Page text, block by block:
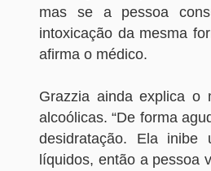
mas se a pessoa
intoxicação da mesma
afirma o médico.
Grazzia ainda explica o
alcoólicas. “De forma
desidratação. Ela
líquidos, então a pessoa